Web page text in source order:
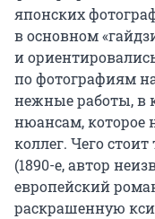
японских
в основном
и
по фотографиям
нежные работы, в
нюансам, которое
коллег. Чего
(1890-е, автор
европейский
раскрашенную